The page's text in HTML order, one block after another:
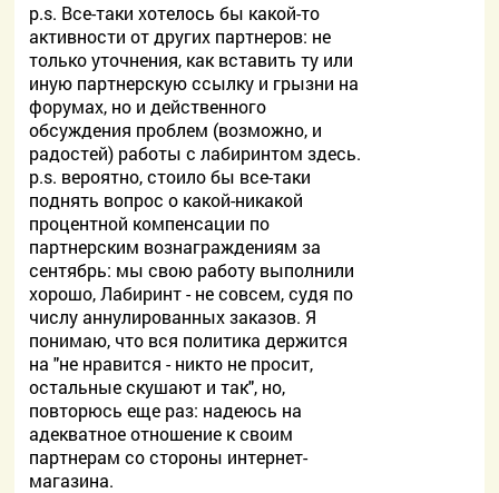
p.s. Все-таки хотелось бы какой-то
активности от других партнеров: не
только уточнения, как вставить ту или
иную партнерскую ссылку и грызни на
форумах, но и действенного
обсуждения проблем (возможно, и
радостей) работы с лабиринтом здесь.
p.s. вероятно, стоило бы все-таки
поднять вопрос о какой-никакой
процентной компенсации по
партнерским вознаграждениям за
сентябрь: мы свою работу выполнили
хорошо, Лабиринт - не совсем, судя по
числу аннулированных заказов. Я
понимаю, что вся политика держится
на "не нравится - никто не просит,
остальные скушают и так", но,
повторюсь еще раз: надеюсь на
адекватное отношение к своим
партнерам со стороны интернет-
магазина.